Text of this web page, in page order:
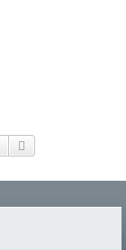
Rechercher